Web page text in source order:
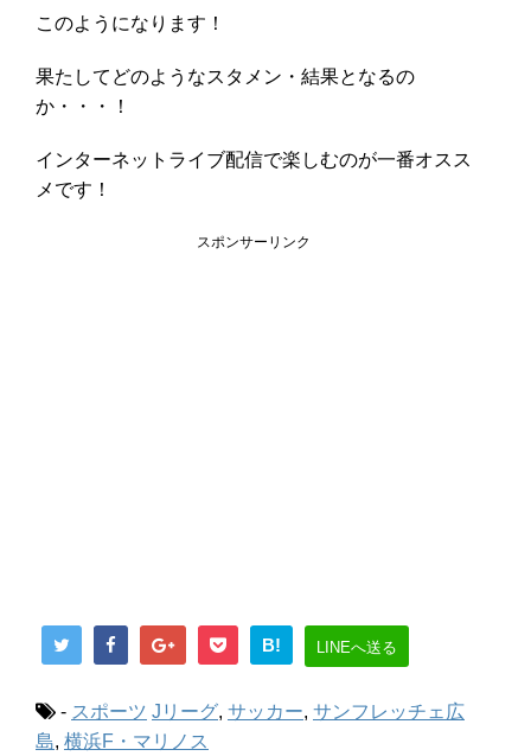
このようになります！
果たしてどのようなスタメン・結果となるの
か・・・！
インターネットライブ配信で楽しむのが一番オスス
メです！
スポンサーリンク
B! LINEへ送る
- スポーツ Jリーグ, サッカー, サンフレッチェ広
島, 横浜F・マリノス